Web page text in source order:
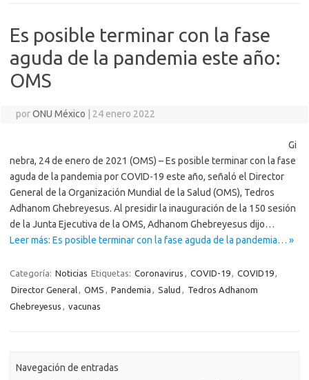
Es posible terminar con la fase
aguda de la pandemia este año:
OMS
porONU México 24 enero 2022
Gi
nebra, 24 de enero de 2021 (OMS) – Es posible terminar con la fase
aguda de la pandemia por COVID-19 este año, señaló el Director
General de la Organización Mundial de la Salud (OMS), Tedros
Adhanom Ghebreyesus. Al presidir la inauguración de la 150 sesión
de la Junta Ejecutiva de la OMS, Adhanom Ghebreyesus dijo…
Leer más: Es posible terminar con la fase aguda de la pandemia… »
Categoría: Noticias Etiquetas: Coronavirus , COVID-19, COVID19,
Director General, OMS , Pandemia , Salud , Tedros Adhanom
Ghebreyesus , vacunas
Navegación de entradas